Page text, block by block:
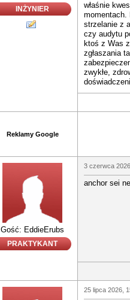
INŻYNIER
właśnie
momentach.
strzelanie z
czy audytu
ktoś z Was
zgłaszania
zwykłe,
Reklamy Google
Gość: EddieErubs
PRAKTYKANT
3 czerwca
anchor sei
25 lipca 2026,